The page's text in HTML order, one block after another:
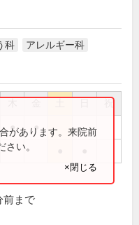
科 アレルギー科
祝
● ●
があります。来院前
い。
×閉じる
前まで